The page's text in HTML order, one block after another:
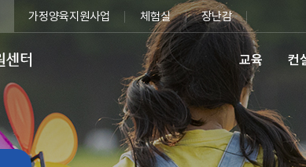
가정양육지원사업 체험실 장난감
교육 컨